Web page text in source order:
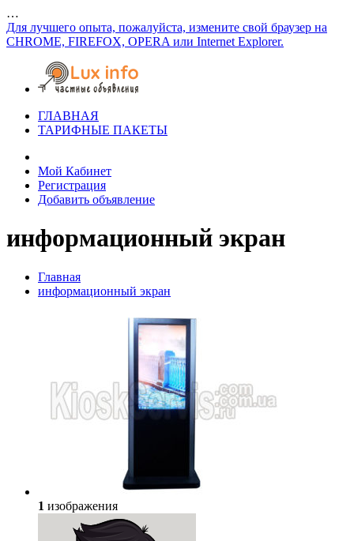
…
Для лучшего опыта, пожалуйста, измените свой браузер на
CHROME, FIREFOX, OPERA или Internet Explorer.
ГЛАВНАЯ
ТАРИФНЫЕ ПАКЕТЫ
Мой Кабинет
Регистрация
Добавить объявление
информационный экран
Главная
информационный экран
1 изображения